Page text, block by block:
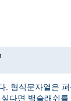
. 형식문자열은
다면 백슬래쉬